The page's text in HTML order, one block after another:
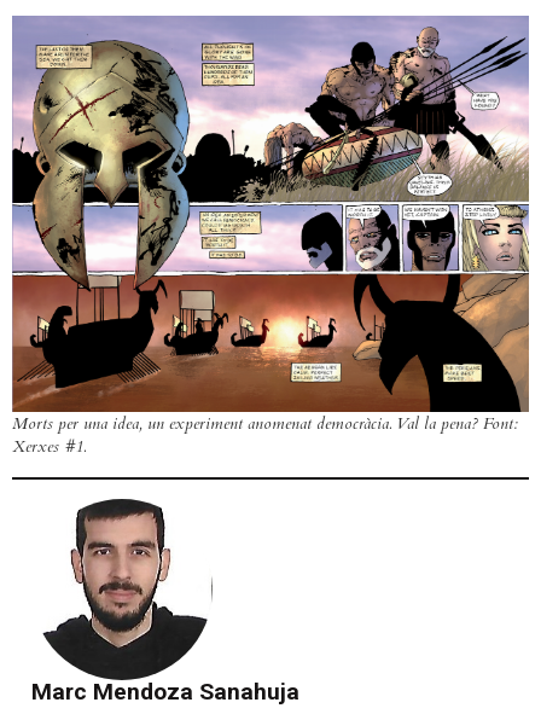
Morts per una idea, un experiment anomenat democràcia. Val la pena? Font:
Xerxes #1.
Marc Mendoza Sanahuja